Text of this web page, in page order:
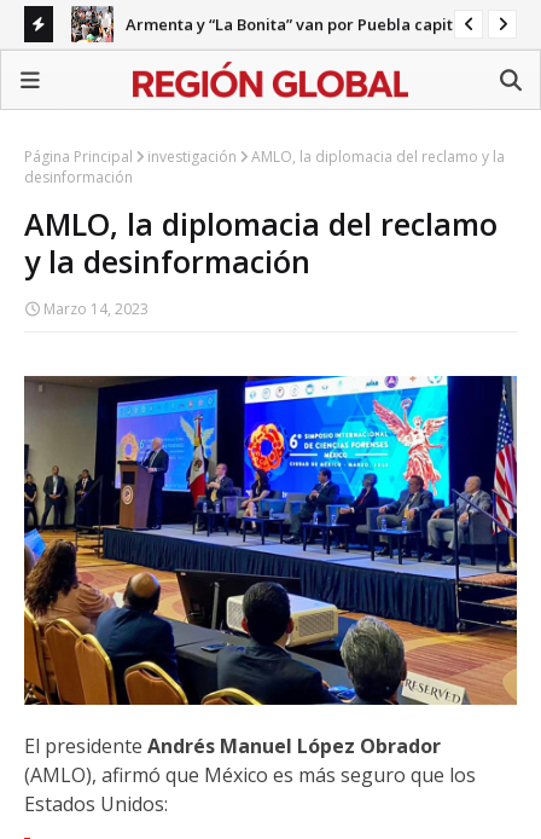
Armenta y “La Bonita” van por Puebla capital
Página Principal investigación
AMLO, la diplomacia del reclamo y la
desinformación
AMLO, la diplomacia del reclamo
y la desinformación
Marzo 14, 2023
El presidente Andrés Manuel López Obrador
(AMLO), afirmó que México es más seguro que los
Estados Unidos: